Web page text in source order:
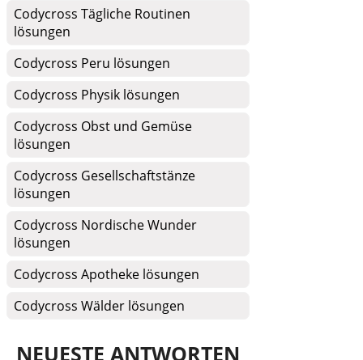
Codycross Tägliche Routinen
lösungen
Codycross Peru lösungen
Codycross Physik lösungen
Codycross Obst und Gemüse
lösungen
Codycross Gesellschaftstänze
lösungen
Codycross Nordische Wunder
lösungen
Codycross Apotheke lösungen
Codycross Wälder lösungen
NEUESTE ANTWORTEN